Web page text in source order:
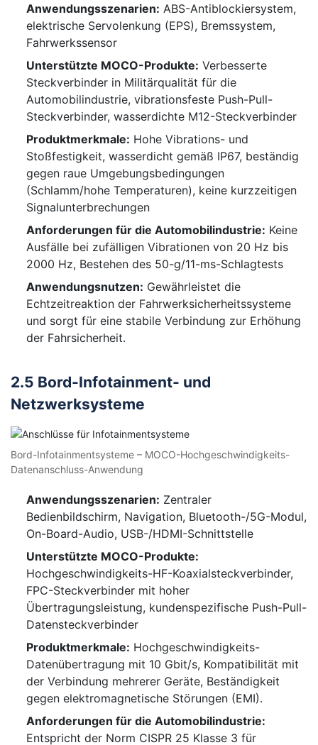
Anwendungsszenarien: ABS-Antiblockiersystem,
elektrische Servolenkung (EPS), Bremssystem,
Fahrwerkssensor
Unterstützte MOCO-Produkte: Verbesserte
Steckverbinder in Militärqualität für die
Automobilindustrie, vibrationsfeste Push-Pull-
Steckverbinder, wasserdichte M12-Steckverbinder
Produktmerkmale: Hohe Vibrations- und
Stoßfestigkeit, wasserdicht gemäß IP67, beständig
gegen raue Umgebungsbedingungen
(Schlamm/hohe Temperaturen), keine kurzzeitigen
Signalunterbrechungen
Anforderungen für die Automobilindustrie: Keine
Ausfälle bei zufälligen Vibrationen von 20 Hz bis
2000 Hz, Bestehen des 50-g/11-ms-Schlagtests
Anwendungsnutzen: Gewährleistet die
Echtzeitreaktion der Fahrwerksicherheitssysteme
und sorgt für eine stabile Verbindung zur Erhöhung
der Fahrsicherheit.
2.5 Bord-Infotainment- und
Netzwerksysteme
Bord-Infotainmentsysteme – MOCO-Hochgeschwindigkeits-
Datenanschluss-Anwendung
Anwendungsszenarien: Zentraler
Bedienbildschirm, Navigation, Bluetooth-/5G-Modul,
On-Board-Audio, USB-/HDMI-Schnittstelle
Unterstützte MOCO-Produkte:
Hochgeschwindigkeits-HF-Koaxialsteckverbinder,
FPC-Steckverbinder mit hoher
Übertragungsleistung, kundenspezifische Push-Pull-
Datensteckverbinder
Produktmerkmale: Hochgeschwindigkeits-
Datenübertragung mit 10 Gbit/s, Kompatibilität mit
der Verbindung mehrerer Geräte, Beständigkeit
gegen elektromagnetische Störungen (EMI).
Anforderungen für die Automobilindustrie:
Entspricht der Norm CISPR 25 Klasse 3 für